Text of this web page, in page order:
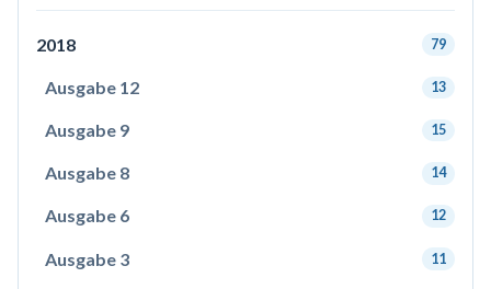
2018 79
Ausgabe 12 13
Ausgabe 9 15
Ausgabe 8 14
Ausgabe 6 12
Ausgabe 3 11